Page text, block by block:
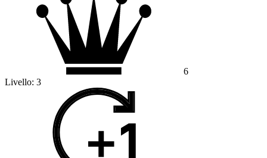
6
Livello: 3